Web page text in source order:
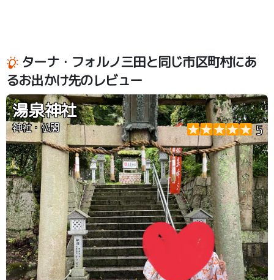
ターナ・フォルノ三田と同じ市区町村にあ
るお出かけ先のレビュー
湯泉神社
神社・仏閣 5